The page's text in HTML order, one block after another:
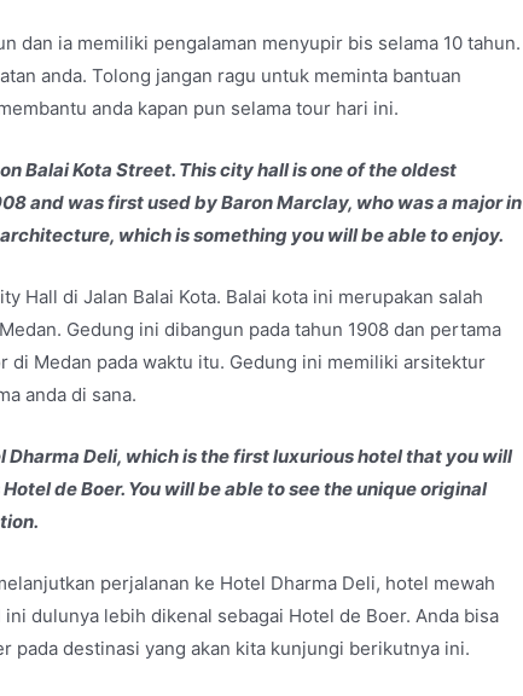
dan ia memiliki pengalaman menyupir bis selama 10 tahun.
anda. Tolong jangan ragu untuk meminta bantuan
anda kapan pun selama tour hari ini.
Balai Kota Street. This city hall is one of the oldest
and was first used by Baron Marclay, who was a major in
which is something you will be able to enjoy.
Hall di Jalan Balai Kota. Balai kota ini merupakan salah
Gedung ini dibangun pada tahun 1908 dan pertama
di Medan pada waktu itu. Gedung ini memiliki arsitektur
anda di sana.
Deli, which is the first luxurious hotel that you will
de Boer. You will be able to see the unique original
perjalanan ke Hotel Dharma Deli, hotel mewah
dulunya lebih dikenal sebagai Hotel de Boer. Anda bisa
pada destinasi yang akan kita kunjungi berikutnya ini.